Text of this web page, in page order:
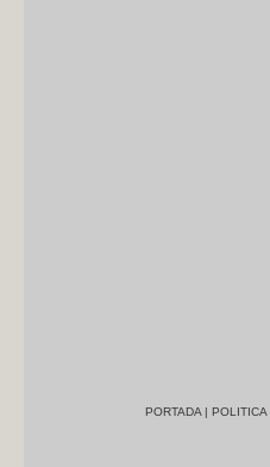
PORTADA | POLITICA